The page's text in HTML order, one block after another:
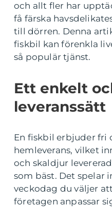
och allt fler har
få färska
till dörren. Denna
fiskbil kan förenkla
så populär tjänst.
Ett enkelt
leveranssätt
En fiskbil erbjuder fri
hemleverans, vilket
och skaldjur
som bäst. Det spelar
veckodag du väljer
företagen anpassar